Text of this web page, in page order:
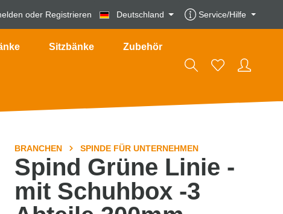
oder Registrieren Deutschland Service/Hilfe
Sitzbänke Zubehör
BRANCHEN SPINDE FÜR UNTERNEHMEN
Spind Grüne Linie -
mit Schuhbox -3